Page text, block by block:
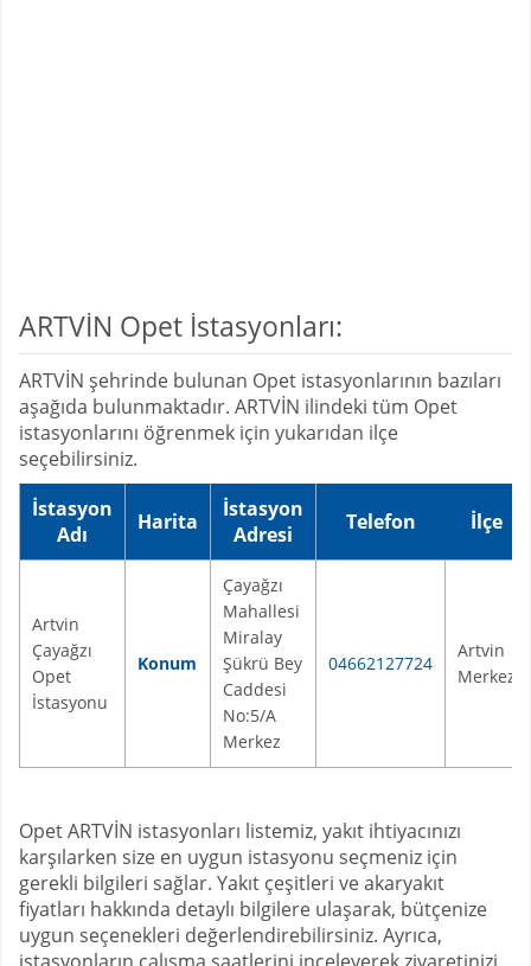
ARTVİN Opet İstasyonları:
ARTVİN şehrinde bulunan Opet istasyonlarının bazıları
aşağıda bulunmaktadır. ARTVİN ilindeki tüm Opet
istasyonlarını öğrenmek için yukarıdan ilçe
seçebilirsiniz.
İstasyon
Adı
Harita
İstasyon
Adresi
Telefon İlçe
Artvin
Çayağzı
Opet
İstasyonu
Konum
Çayağzı
Mahallesi
Miralay
Şükrü Bey
Caddesi
No:5/A
Merkez
04662127724
Artvin
Merkez
Opet ARTVİN istasyonları listemiz, yakıt ihtiyacınızı
karşılarken size en uygun istasyonu seçmeniz için
gerekli bilgileri sağlar. Yakıt çeşitleri ve akaryakıt
fiyatları hakkında detaylı bilgilere ulaşarak, bütçenize
uygun seçenekleri değerlendirebilirsiniz. Ayrıca,